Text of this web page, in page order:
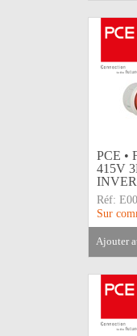
PCE •
415V
Réf:
Sur
ajouter